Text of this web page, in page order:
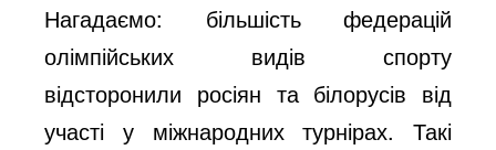
Нагадаємо: більшість федерацій
олімпійських видів спорту
відсторонили росіян та білорусів від
участі у міжнародних турнірах. Такі